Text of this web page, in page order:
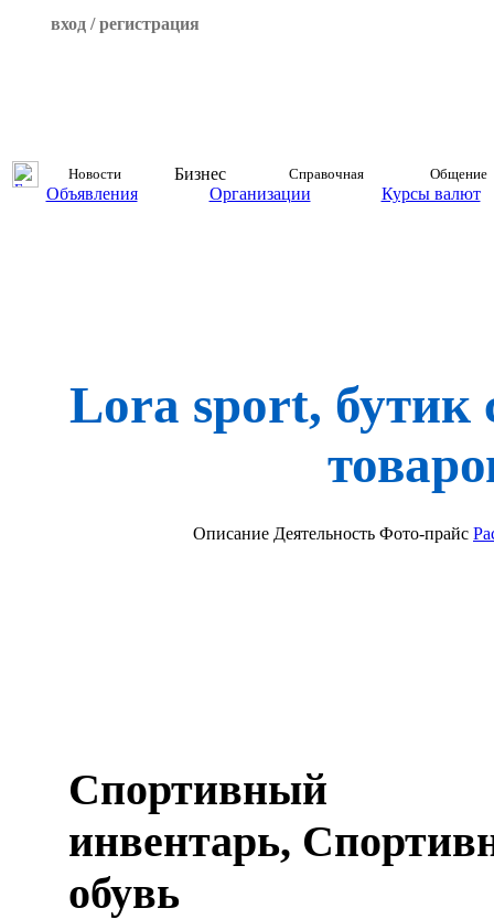
вход / регистрация
Новости Бизнес Справочная Общение
Объявления Организации Курсы валют
Lora sport, бутик
Описание Деятельность Фото-прайс
Спортивный
инвентарь,
обувь